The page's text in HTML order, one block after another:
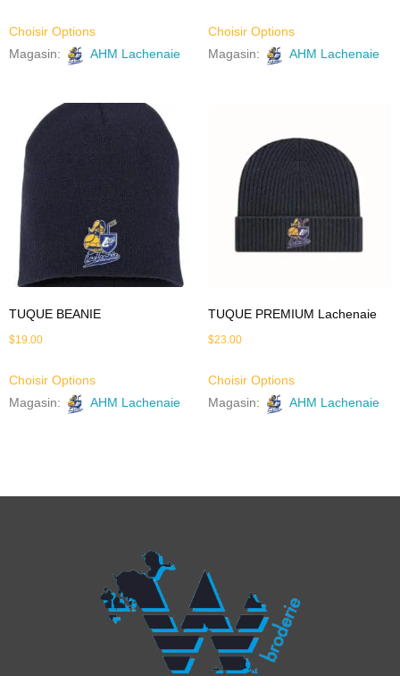
Choisir Options
Magasin:
AHM Lachenaie
Choisir Options
Magasin:
AHM Lachenaie
TUQUE BEANIE
$19.00
Choisir Options
Magasin:
AHM Lachenaie
TUQUE PREMIUM Lachenaie
$23.00
Choisir Options
Magasin:
AHM Lachenaie